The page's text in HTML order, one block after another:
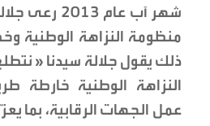
شهر آب عام
منظومة النزاهة الوطنية
ذلك يقول جلالة سيدنا «
النزاهة الوطنية خارطة
عمل الجهات الرقابية، بما